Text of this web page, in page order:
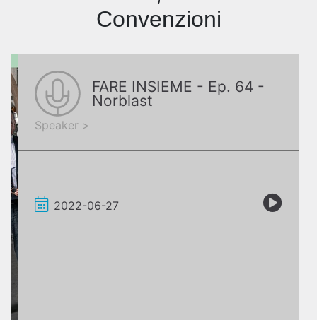
Convenzioni
FARE INSIEME - Ep. 64 -
Norblast
Speaker >
2022-06-27